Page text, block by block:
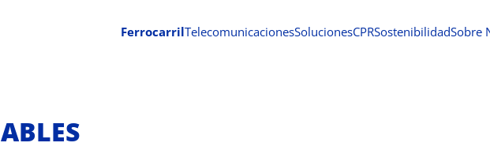
FerrocarrilTelecomunicacionesSolucionesCPRSostenibilidadSobre